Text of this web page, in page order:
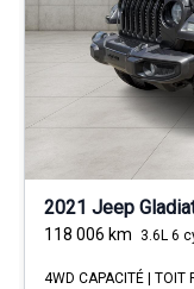
2021 Jeep
118 006 km 3.6L 6
4WD CAPACITÉ | TOIT